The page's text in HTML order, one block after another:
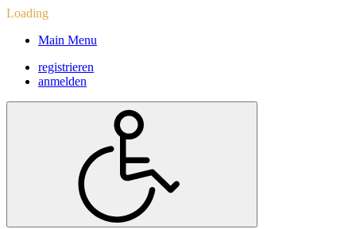
Loading
Main Menu
registrieren
anmelden